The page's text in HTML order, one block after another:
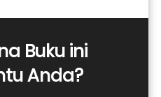
Buku ini
Anda?